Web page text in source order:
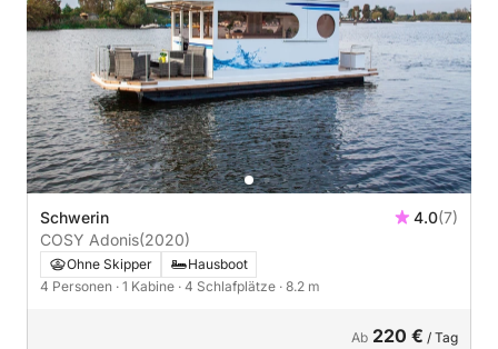
Schwerin 4.0(7)
COSY Adonis(2020)
Ohne Skipper
Hausboot
4 Personen · 1 Kabine · 4 Schlafplätze · 8.2 m
Ab 220 € / Tag